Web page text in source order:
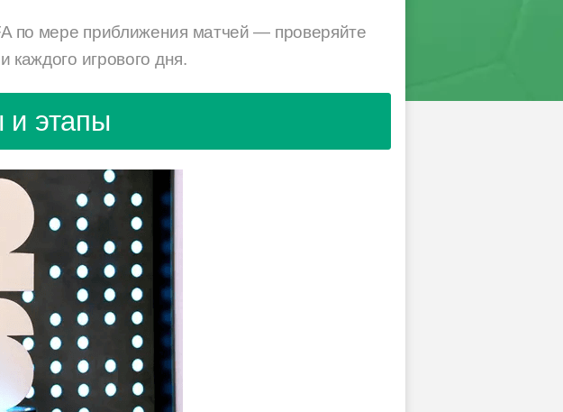
по мере приближения матчей — проверяйте
игрового дня.
и этапы